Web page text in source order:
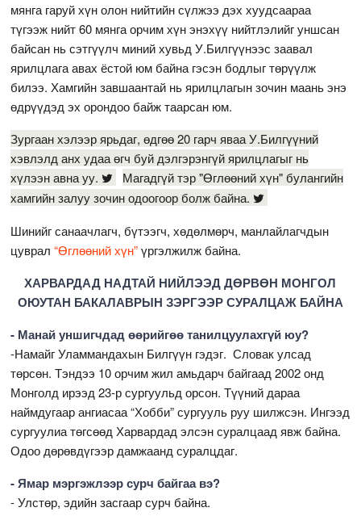
мянга гаруй хүн олон нийтийн сүлжээ дэх хуудсаараа
түгээж нийт 60 мянга орчим хүн энэхүү нийтлэлийг уншсан
байсан нь сэтгүүлч миний хувьд У.Билгүүнээс заавал
ярилцлага авах ёстой юм байна гэсэн бодлыг төрүүлж
билээ. Хамгийн завшаантай нь ярилцлагын зочин маань энэ
өдрүүдэд эх орондоо байж таарсан юм.
Зургаан хэлээр ярьдаг, өдгөө 20 гарч яваа У.Билгүүний
хэвлэлд анх удаа өгч буй дэлгэрэнгүй ярилцлагыг нь
хүлээн авна уу.
Магадгүй тэр "Өглөөний хүн" булангийн
хамгийн залуу зочин одоогоор болж байна.
Шинийг санаачлагч, бүтээгч, хөдөлмөрч, манлайлагчдын
цуврал“Өглөөний хүн”үргэлжилж байна.
ХАРВАРДАД НАДТАЙ НИЙЛЭЭД ДӨРВӨН МОНГОЛ
ОЮУТАН БАКАЛАВРЫН ЗЭРГЭЭР СУРАЛЦАЖ БАЙНА
- Манай уншигчдад өөрийгөө танилцуулахгүй юу?
-Намайг Уламмандахын Билгүүн гэдэг. Словак улсад
төрсөн. Тэндээ 10 орчим жил амьдарч байгаад 2002 онд
Монголд ирээд 23-р сургуульд орсон. Түүний дараа
наймдугаар ангиасаа “Хобби” сургууль руу шилжсэн. Ингээд
сургуулиа төгсөөд Харвардад элсэн суралцаад явж байна.
Одоо дөрөвдүгээр дамжаанд суралцдаг.
- Ямар мэргэжлээр сурч байгаа вэ?
- Улстөр, эдийн засгаар сурч байна.